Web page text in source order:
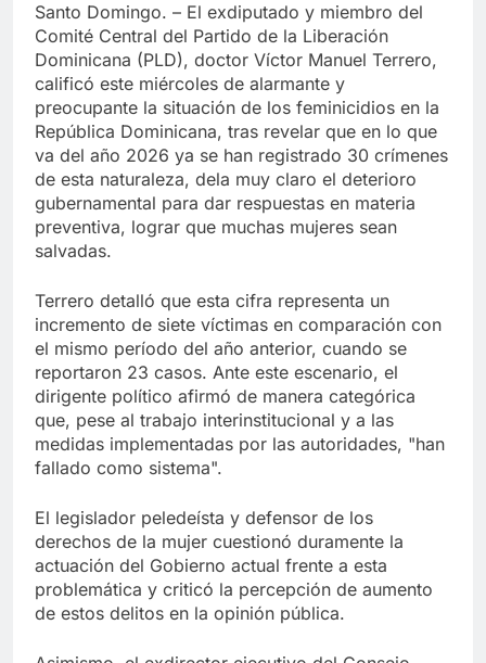
Santo Domingo. – El exdiputado y miembro del
Comité Central del Partido de la Liberación
Dominicana (PLD), doctor Víctor Manuel Terrero,
calificó este miércoles de alarmante y
preocupante la situación de los feminicidios en la
República Dominicana, tras revelar que en lo que
va del año 2026 ya se han registrado 30 crímenes
de esta naturaleza, dela muy claro el deterioro
gubernamental para dar respuestas en materia
preventiva, lograr que muchas mujeres sean
salvadas.
Terrero detalló que esta cifra representa un
incremento de siete víctimas en comparación con
el mismo período del año anterior, cuando se
reportaron 23 casos. Ante este escenario, el
dirigente político afirmó de manera categórica
que, pese al trabajo interinstitucional y a las
medidas implementadas por las autoridades, "han
fallado como sistema".
El legislador peledeísta y defensor de los
derechos de la mujer cuestionó duramente la
actuación del Gobierno actual frente a esta
problemática y criticó la percepción de aumento
de estos delitos en la opinión pública.